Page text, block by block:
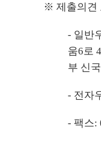
※ 제출의견
- 일반
움6로
부 신
- 전자
- 팩스: